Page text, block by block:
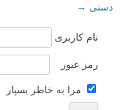
دستی →
نام کاربری
رمز عبور
مرا به خاطر بسپار